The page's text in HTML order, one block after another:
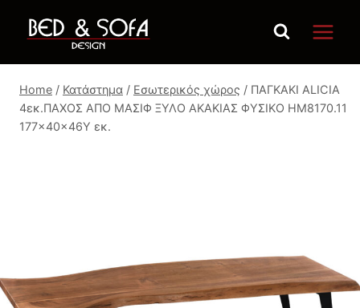
Home / Κατάστημα / Εσωτερικός χώρος / ΠΑΓΚΑΚΙ ALICIA
4εκ.ΠΑΧΟΣ ΑΠΟ ΜΑΣΙΦ ΞΥΛΟ ΑΚΑΚΙΑΣ ΦΥΣΙΚΟ HM8170.11
177x40x46Y εκ.